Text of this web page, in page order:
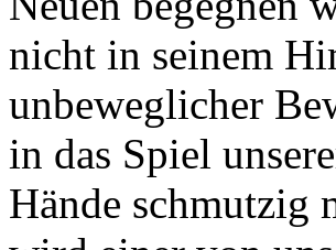
nicht in seinem
unbeweglicher
in das Spiel
Hände schmutzig